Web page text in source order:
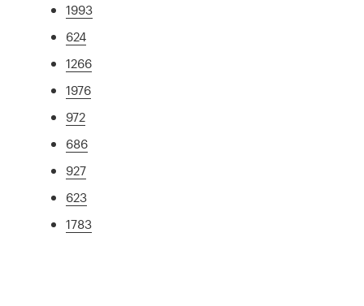
1993
624
1266
1976
972
686
927
623
1783